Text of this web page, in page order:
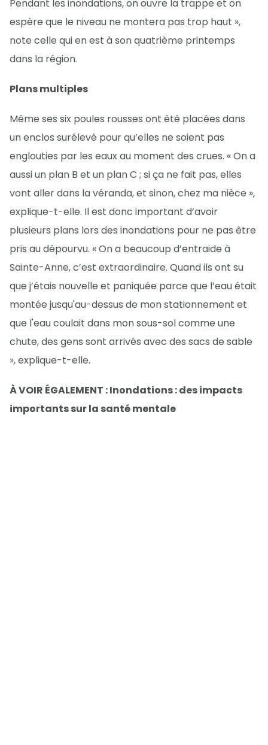
Pendant les inondations, on ouvre la trappe et on
espère que le niveau ne montera pas trop haut »,
note celle qui en est à son quatrième printemps
dans la région.
Plans multiples
Même ses six poules rousses ont été placées dans
un enclos surélevé pour qu’elles ne soient pas
englouties par les eaux au moment des crues. « On a
aussi un plan B et un plan C ; si ça ne fait pas, elles
vont aller dans la véranda, et sinon, chez ma nièce »,
explique-t-elle. Il est donc important d’avoir
plusieurs plans lors des inondations pour ne pas être
pris au dépourvu. « On a beaucoup d’entraide à
Sainte-Anne, c’est extraordinaire. Quand ils ont su
que j’étais nouvelle et paniquée parce que l’eau était
montée jusqu'au-dessus de mon stationnement et
que l'eau coulait dans mon sous-sol comme une
chute, des gens sont arrivés avec des sacs de sable
», explique-t-elle.
À VOIR ÉGALEMENT : Inondations : des impacts
importants sur la santé mentale